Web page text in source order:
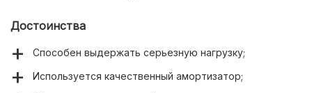
Достоинства
Способен выдержать серьезную нагрузку;
Используется качественный амортизатор;